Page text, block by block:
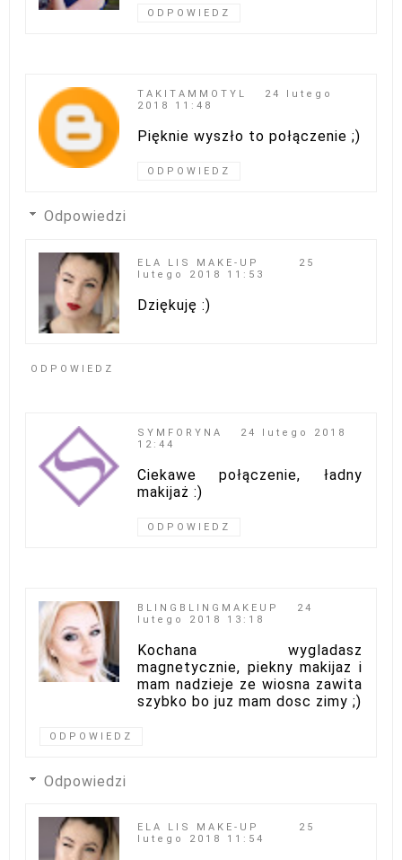
ODPOWIEDZ
TAKITAMMOTYL
24 lutego
2018 11:48
Pięknie wyszło to połączenie ;)
ODPOWIEDZ
Odpowiedzi
ELA LIS MAKE-UP
25
lutego 2018 11:53
Dziękuję :)
ODPOWIEDZ
SYMFORYNA
24 lutego 2018
12:44
Ciekawe połączenie, ładny
makijaż :)
ODPOWIEDZ
BLINGBLINGMAKEUP
24
lutego 2018 13:18
Kochana wygladasz
magnetycznie, piekny makijaz i
mam nadzieje ze wiosna zawita
szybko bo juz mam dosc zimy ;)
ODPOWIEDZ
Odpowiedzi
ELA LIS MAKE-UP
25
lutego 2018 11:54